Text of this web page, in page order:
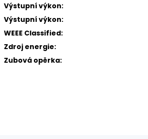
Výstupní výkon:
Výstupní výkon:
WEEE Classified:
Zdroj energie:
Zubová opěrka: